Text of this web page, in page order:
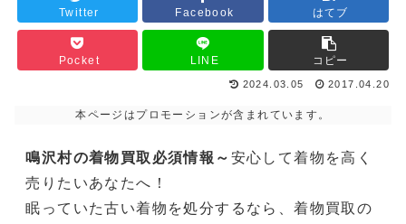
Twitter Facebook はてブ
Pocket LINE コピー
2024.03.05 2017.04.20
本ページはプロモーションが含まれています。
鳴沢村の着物買取必須情報～ 安心して着物を高く
売りたいあなたへ！
眠っていた古い着物を処分するなら、着物買取の